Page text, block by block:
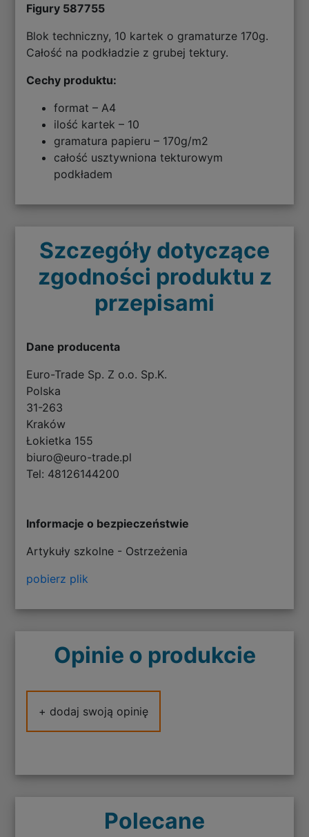
Figury 587755
Blok techniczny, 10 kartek o gramaturze 170g.
Całość na podkładzie z grubej tektury.
Cechy produktu:
format – A4
ilość kartek – 10
gramatura papieru – 170g/m2
całość usztywniona tekturowym
podkładem
Szczegóły dotyczące
zgodności produktu z
przepisami
Dane producenta
Euro-Trade Sp. Z o.o. Sp.K.
Polska
31-263
Kraków
Łokietka 155
biuro@euro-trade.pl
Tel: 48126144200
Informacje o bezpieczeństwie
Artykuły szkolne - Ostrzeżenia
pobierz plik
Opinie o produkcie
+ dodaj swoją opinię
Polecane